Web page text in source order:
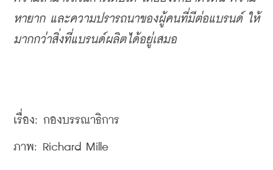
หายาก และความปรารถนาของผู้คนที่มีต่อแบรนด์ ให้
มากกว่าสิ่งที่แบรนด์ผลิตได้อยู่เสมอ
เรื่อง: กองบรรณาธิการ
ภาพ: Richard Mille